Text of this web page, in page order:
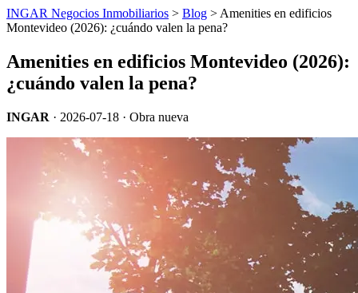
INGAR Negocios Inmobiliarios > Blog > Amenities en edificios
Montevideo (2026): ¿cuándo valen la pena?
Amenities en edificios Montevideo (2026):
¿cuándo valen la pena?
INGAR · 2026-07-18 · Obra nueva